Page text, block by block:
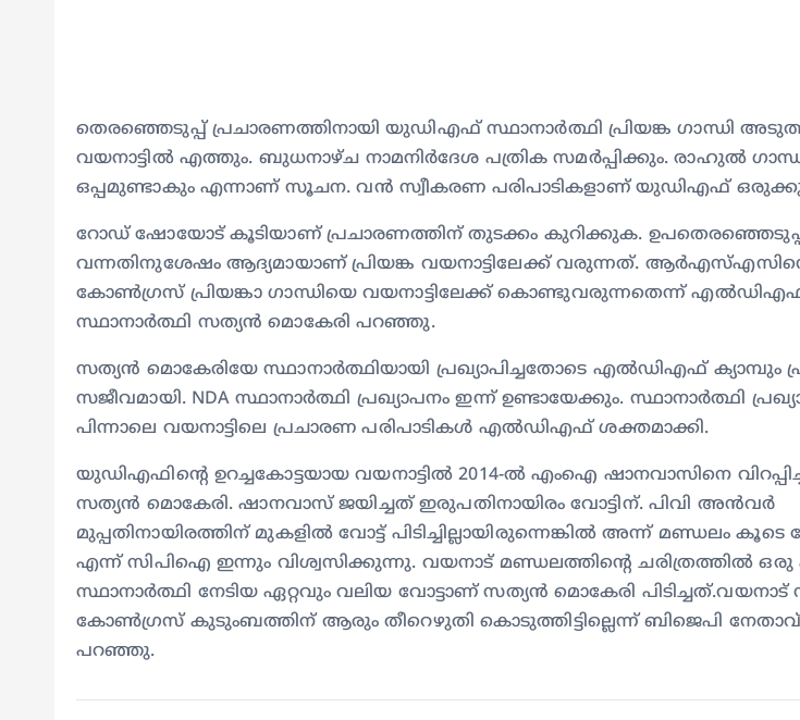
തെരഞ്ഞെടുപ്പ് പ്രചാരണത്തിനായി യുഡിഎഫ് സ്ഥാനാർത്ഥി പ്രിയങ്ക ഗാന്ധി
വയനാട്ടിൽ എത്തും. ബുധനാഴ്ച നാമനിര്‍ദേശ പത്രിക സമര്‍പ്പിക്കും. രാഹുൽ
ഒപ്പമുണ്ടാകും എന്നാണ് സൂചന. വൻ സ്വീകരണ പരിപാടികളാണ് യുഡിഎഫ്
റോഡ് ഷോയോട് കൂടിയാണ് പ്രചാരണത്തിന് തുടക്കം കുറിക്കുക. ഉപതെരഞ്ഞെടുപ്പ്
വന്നതിനുശേഷം ആദ്യമായാണ് പ്രിയങ്ക വയനാട്ടിലേക്ക് വരുന്നത്.
കോൺഗ്രസ് പ്രിയങ്കാ ഗാന്ധിയെ വയനാട്ടിലേക്ക് കൊണ്ടുവരുന്നതെന്ന്
സ്ഥാനാർത്ഥി സത്യൻ മൊകേരി പറഞ്ഞു.
സത്യൻ മൊകേരിയേ സ്ഥാനാർത്ഥിയായി പ്രഖ്യാപിച്ചതോടെ എൽഡിഎഫ് ക്യാമ്പും
സജീവമായി. NDA സ്ഥാനാർത്ഥി പ്രഖ്യാപനം ഇന്ന് ഉണ്ടായേക്കും. സ്ഥാനാർത്ഥി
പിന്നാലെ വയനാട്ടിലെ പ്രചാരണ പരിപാടികൾ എൽഡിഎഫ് ശക്തമാക്കി.
യുഡിഎഫിന്റെ ഉറച്ചകോട്ടയായ വയനാട്ടില്‍ 2014-ല്‍ എംഐ ഷാനവാസിനെ
സത്യന്‍ മൊകേരി. ഷാനവാസ് ജയിച്ചത് ഇരുപതിനായിരം വോട്ടിന്. പിവി അന്‍വര്‍
മുപ്പതിനായിരത്തിന് മുകളില്‍ വോട്ട് പിടിച്ചില്ലായിരുന്നെങ്കില്‍ അന്ന് മണ്ഡലം
എന്ന് സിപിഐ ഇന്നും വിശ്വസിക്കുന്നു. വയനാട് മണ്ഡലത്തിന്റെ ചരിത്രത്തില്‍
സ്ഥാനാര്‍ത്ഥി നേടിയ ഏറ്റവും വലിയ വോട്ടാണ് സത്യന്‍ മൊകേരി പിടിച്ചത്.വയനാട്
കോൺഗ്രസ് കുടുംബത്തിന് ആരും തീറെഴുതി കൊടുത്തിട്ടില്ലെന്ന് ബിജെപി നേതാവ്
പറഞ്ഞു.